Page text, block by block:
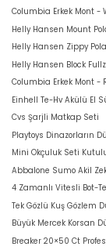
Columbia Erkek Mont -
Helly Hansen Mount
Helly Hansen Zippy
Helly Hansen Block
Columbia Erkek Mont
Einhell Te-Hv Akülü El
Cvs Şarjli Matkap Seti
Playtoys Dinazorların
Mini Okçuluk Seti
Abbalone Sumo Akil
4 Zamanlı Vitesli Bot-
Tek Gözlü Kuş Gözlem
Büyük Mercek Korsan
Breaker 20×50 Ct